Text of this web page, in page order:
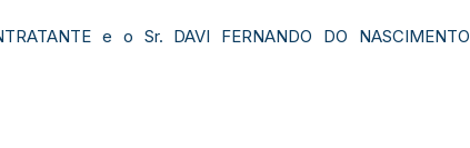
e o Sr. DAVI FERNANDO DO NASCIMENTO